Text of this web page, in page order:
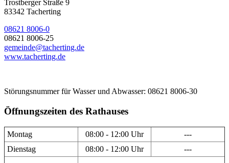
Trostberger Straße 9
83342 Tacherting
08621 8006-0
08621 8006-25
gemeinde@tacherting.de
www.tacherting.de
Störungsnummer für Wasser und Abwasser: 08621 8006-30
Öffnungszeiten des Rathauses
Montag 08:00 - 12:00 Uhr
---
Dienstag
08:00 - 12:00 Uhr ---